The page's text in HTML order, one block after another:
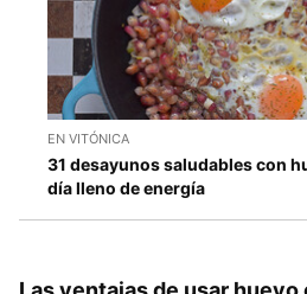
EN VITÓNICA
31 desayunos saludables con
día lleno de energía